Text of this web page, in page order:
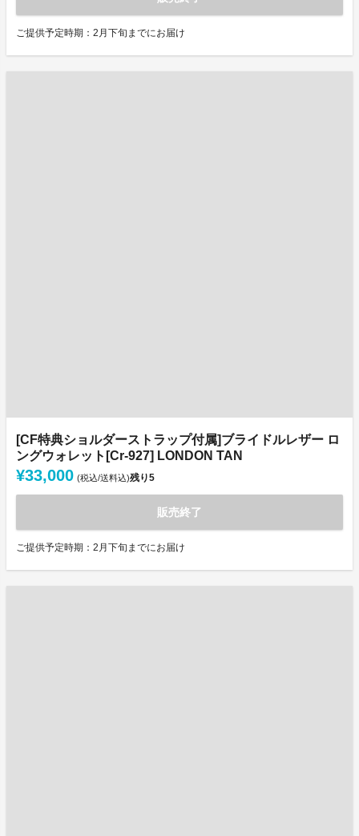
ご提供予定時期：2月下旬までにお届け
[CF特典ショルダーストラップ付属]ブライドルレザー ロ
ングウォレット[Cr-927] LONDON TAN
¥33,000 (税込/送料込)残り5
販売終了
ご提供予定時期：2月下旬までにお届け